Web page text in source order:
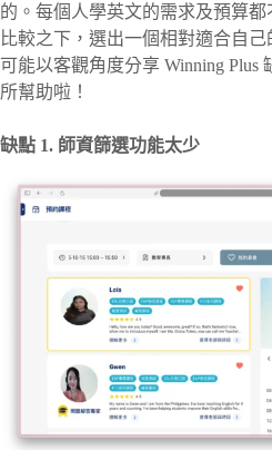
的。每個人學英文的需求及預算
比較之下，選出一個相對適合自
可能以客觀角度分享 Winning Plus
所幫助啦！
缺點 1. 師資篩選功能太少